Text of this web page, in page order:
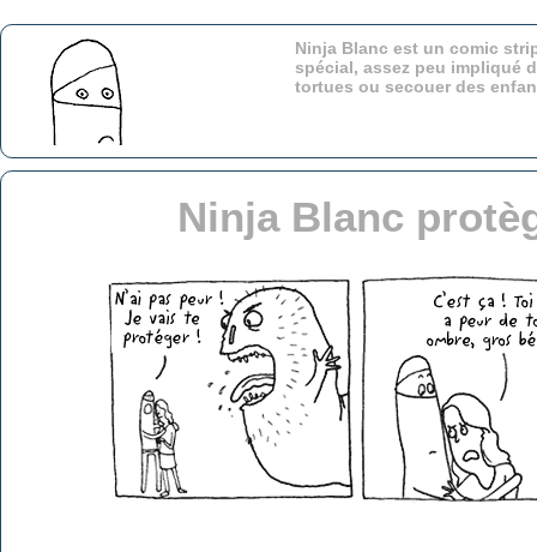
Ninja Blanc est un comic
spécial, assez peu impliqué
tortues ou secouer des
Ninja Blanc